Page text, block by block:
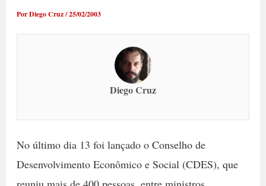
PorDiego Cruz/25/02/2003
Diego Cruz
No último dia 13 foi lançado o Conselho de
Desenvolvimento Econômico e Social (CDES), que